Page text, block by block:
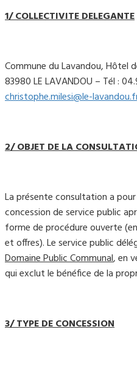
1/ COLLECTIVITE DELEGANTE
Commune du Lavandou, Hôtel
83980 LE LAVANDOU – Tél :
christophe.milesi@le-
2/ OBJET DE LA
La présente consultation a
concession de service public
forme de procédure ouverte
et offres). Le service public
Domaine Public Communal, en
qui exclut le bénéfice de la
3/ TYPE DE CONCESSION